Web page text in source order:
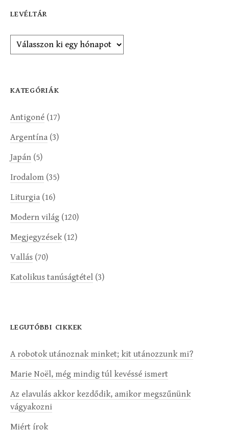
LEVÉLTÁR
Levéltár
KATEGÓRIÁK
Antigoné (17)
Argentína (3)
Japán (5)
Irodalom (35)
Liturgia (16)
Modern világ (120)
Megjegyzések (12)
Vallás (70)
Katolikus tanúságtétel (3)
LEGUTÓBBI CIKKEK
A robotok utánoznak minket; kit utánozzunk mi?
Marie Noël, még mindig túl kevéssé ismert
Az elavulás akkor kezdődik, amikor megszűnünk
vágyakozni
Miért írok